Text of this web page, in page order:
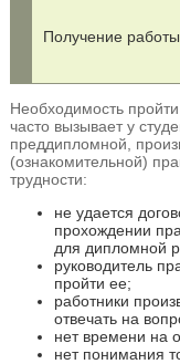
Получение работы
Необходимость
часто вызывает у
преддипломной,
(ознакомительной)
трудности:
не удается
прохождении
для дипломной
руководитель
пройти ее;
работники
отвечать на
нет времени на
нет понимания